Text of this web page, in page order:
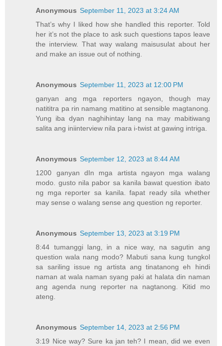
Anonymous September 11, 2023 at 3:24 AM
That’s why I liked how she handled this reporter. Told
her it’s not the place to ask such questions tapos leave
the interview. That way walang maisusulat about her
and make an issue out of nothing.
Anonymous September 11, 2023 at 12:00 PM
ganyan ang mga reporters ngayon, though may
natititra pa rin namang matitino at sensible magtanong.
Yung iba dyan naghihintay lang na may mabitiwang
salita ang iniinterview nila para i-twist at gawing intriga.
Anonymous September 12, 2023 at 8:44 AM
1200 ganyan dIn mga artista ngayon mga walang
modo. gusto nila pabor sa kanila bawat question ibato
ng mga reporter sa kanila. fapat ready sila whether
may sense o walang sense ang question ng reporter.
Anonymous September 13, 2023 at 3:19 PM
8:44 tumanggi lang, in a nice way, na sagutin ang
question wala nang modo? Mabuti sana kung tungkol
sa sariling issue ng artista ang tinatanong eh hindi
naman at wala naman syang paki at halata din naman
ang agenda nung reporter na nagtanong. Kitid mo
ateng.
Anonymous September 14, 2023 at 2:56 PM
3:19 Nice way? Sure ka jan teh? I mean, did we even